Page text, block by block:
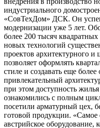
индустриального
«СовТехДом» ДСК. Он
модернизации уже 5 лет.
более 200 тысяч
новых технологий
проектов архитектурного и
позволяет оформлять
стиле и создавать еще
привлекательный
при этом доступность
ознакомились с полным
посетили арматурный цех,
готовой продукции. «Самое
австрийское оборудование,